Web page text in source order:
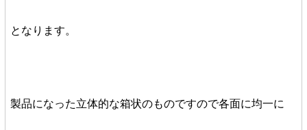
となります。
製品になった立体的な箱状のものですので各面に均一に